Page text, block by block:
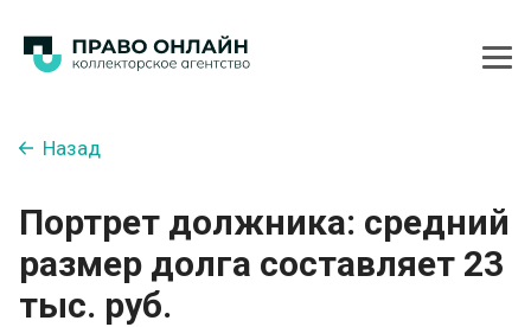
Назад
Портрет должника: средний
размер долга составляет 23
тыс. руб.